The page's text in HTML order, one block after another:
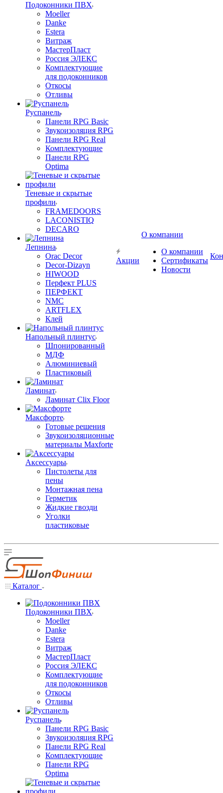
Подоконники ПВХ
Moeller
Danke
Estera
Витраж
МастерПласт
Россия ЭЛЕКС
Комплектующие
для подоконников
Откосы
Отливы
Руспанель
Панели RPG Basic
Звукоизоляция RPG
Панели RPG Real
Комплектующие
Панели RPG
Optima
Теневые и скрытые
профили
FRAMEDOORS
LACONISTIQ
DECARO
Лепнина
Orac Decor
Decor-Dizayn
HIWOOD
Перфект PLUS
ПЕРФЕКТ
NMC
ARTFLEX
Клей
Напольный плинтус
Шпонированный
МДФ
Алюминиевый
Пластиковый
Ламинат
Ламинат Clix Floor
Максфорте
Готовые решения
Звукоизоляционные
материалы Maxforte
Аксессуары
Пистолеты для
пены
Монтажная пена
Герметик
Жидкие гвозди
Уголки
пластиковые
Акции
О компании
О компании
Сертификаты
Новости
Каталог
Подоконники ПВХ
Moeller
Danke
Estera
Витраж
МастерПласт
Россия ЭЛЕКС
Комплектующие
для подоконников
Откосы
Отливы
Руспанель
Панели RPG Basic
Звукоизоляция RPG
Панели RPG Real
Комплектующие
Панели RPG
Optima